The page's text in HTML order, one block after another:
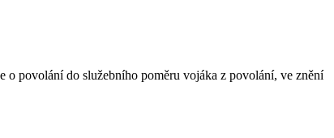
o povolání do služebního poměru vojáka z povolání, ve znění